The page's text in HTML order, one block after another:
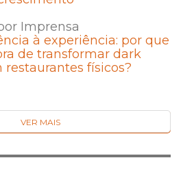
Imprensa
à experiência: por que
de transformar dark
restaurantes físicos?
VER MAIS